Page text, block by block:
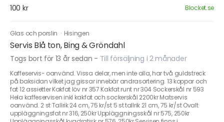
100 kr Blocket.se
Glas och porslin · Hisingen
Servis Blå ton, Bing & Gröndahl
Togs bort för 13 år sedan - Till försäljning i 2 månader
Kaffeservis- oanvänd. Vissa delar, men inte alla, har två guldstreck
på baksidan vilket jag gissar innebär andrasortering. 13 koppar och
fat 12 assietter Kakfat löv nr 357 Kakfat runt nr 304 Sockerskål nr 593
Hela kaffeservisen inkl kakfat och sockerskål 2200kr Matservis
oanvänd. 2 st Tallrik 24 cm, 75 kr/st 5 st tallrik 21 cm, 75 kr/st Ovalt
uppläggningsfat nr 316, 250kr Uppläggningsskål nr 575, 250kr